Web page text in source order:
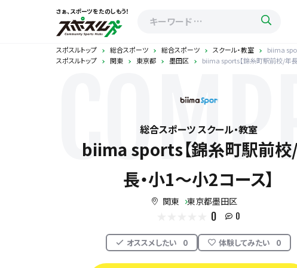
さぁ、スポーツをたのしもう！
スポスルトップ 総合スポーツ 総合スポーツ スクール・教室
biima
スポスルトップ
関東 東京都 墨田区 biima sports【錦糸町駅前校/年長
総合スポーツ スクール・教室
biima sports【錦糸町駅前
長・小1～小2コース】
関東 東京都墨田区
0 0
オススメしたい 0 体験してみたい 0